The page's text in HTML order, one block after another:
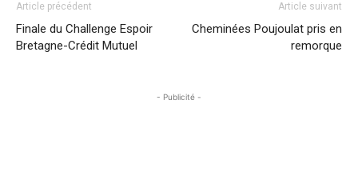
Article précédent
Finale du Challenge Espoir
Bretagne-Crédit Mutuel
Article suivant
Cheminées Poujoulat pris en
remorque
- Publicité -